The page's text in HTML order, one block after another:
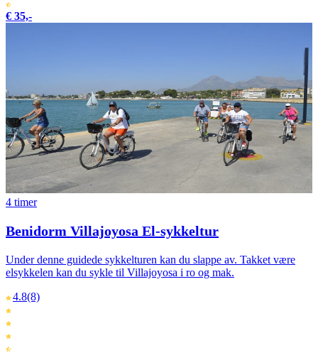
€ 35,-
4 timer
Benidorm Villajoyosa El-sykkeltur
Under denne guidede sykkelturen kan du slappe av. Takket være
elsykkelen kan du sykle til Villajoyosa i ro og mak.
4.8(8)